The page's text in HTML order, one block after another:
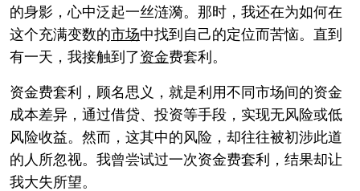
的身影，心中泛起一丝涟漪。那时，我还在为如何在
这个充满变数的市场中找到自己的定位而苦恼。直到
有一天，我接触到了资金费套利。
资金费套利，顾名思义，就是利用不同市场间的资金
成本差异，通过借贷、投资等手段，实现无风险或低
风险收益。然而，这其中的风险，却往往被初涉此道
的人所忽视。我曾尝试过一次资金费套利，结果却让
我大失所望。